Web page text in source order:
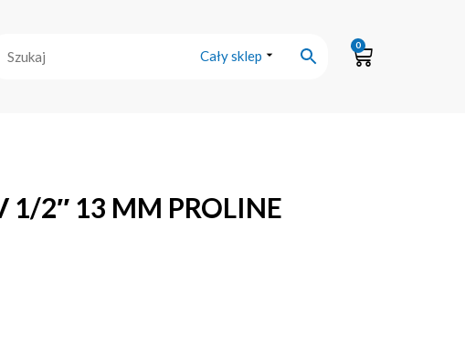
Cały sklep
0
1/2″ 13 MM PROLINE